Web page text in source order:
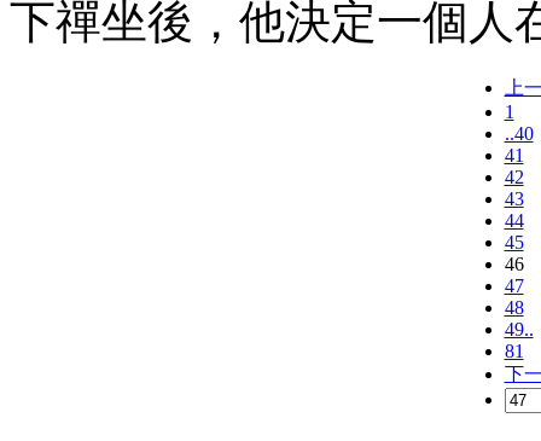
下禪坐後，他決定一個人
上
1
..40
41
42
43
44
45
46
47
48
49..
81
下